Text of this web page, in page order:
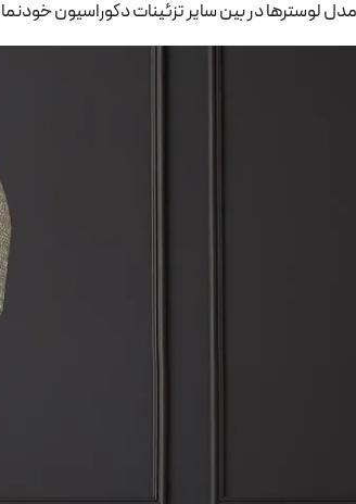
لوسترها در بین سایر تزئینات دکوراسیون